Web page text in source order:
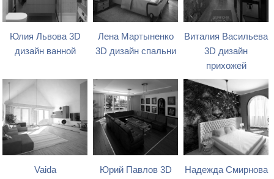
Юлия Львова 3D
дизайн ванной
Лена Мартыненко
3D дизайн спальни
Виталия Васильева
3D дизайн
прихожей
Vaida
Юрий Павлов 3D
Надежда Смирнова